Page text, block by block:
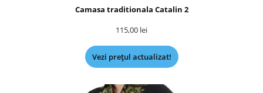
Camasa traditionala Catalin 2
115,00 lei
Vezi prețul actualizat!